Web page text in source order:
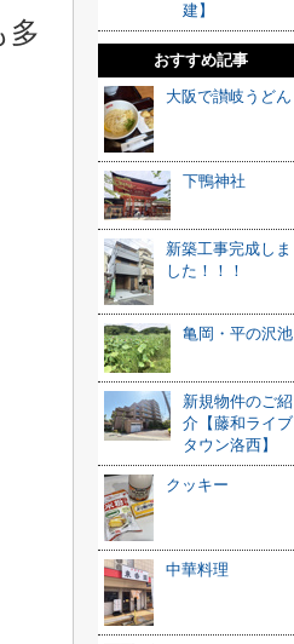
多
建】
おすすめ記事
大阪で讃岐うどん
下鴨神社
新築工事完成しま
した！！！
亀岡・平の沢池
新規物件のご紹
介【藤和ライブ
タウン洛西】
クッキー
中華料理